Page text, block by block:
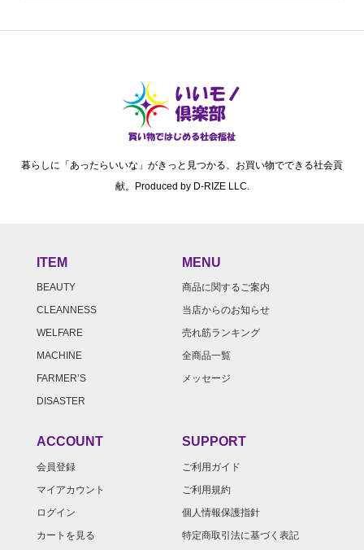
暮らしに「あったらいいな」がきっと見つかる、お買い物でできる社会貢
献。Produced by D-RIZE LLC.
ITEM
BEAUTY
CLEANNESS
WELFARE
MACHINE
FARMER’S
DISASTER
MENU
商品に関するご案内
当店からのお知らせ
売れ筋ランキング
全商品一覧
メッセージ
ACCOUNT
会員登録
マイアカウント
ログイン
カートを見る
SUPPORT
ご利用ガイド
ご利用規約
個人情報保護指針
特定商取引法に基づく表記